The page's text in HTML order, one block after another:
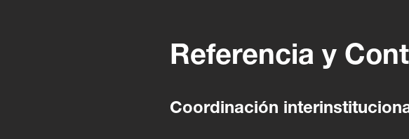
Referencia y
Coordinación